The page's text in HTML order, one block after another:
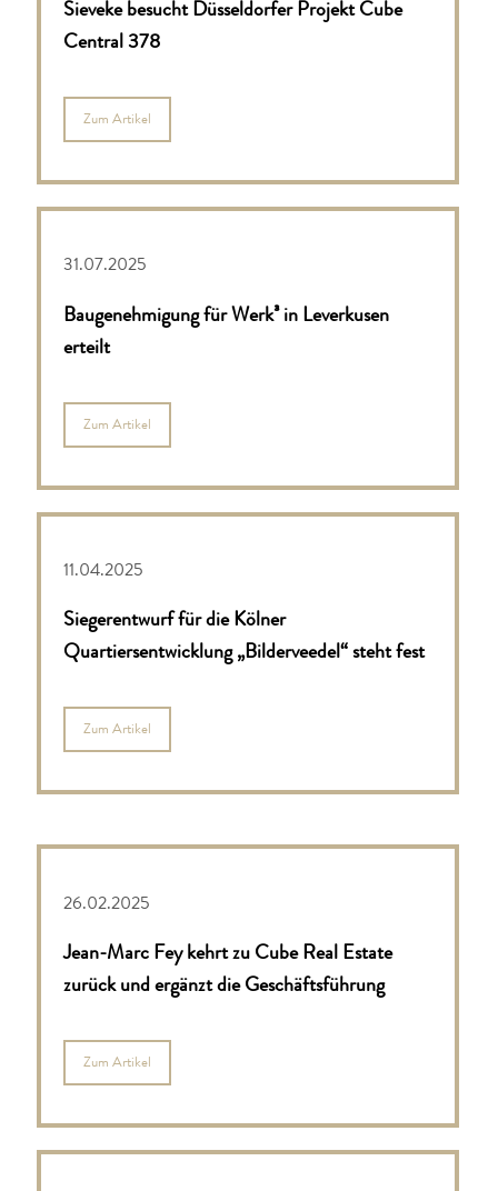
Sieveke besucht Düsseldorfer Projekt Cube
Central 378
Zum Artikel
31.07.2025
Baugenehmigung für Werk³ in Leverkusen
erteilt
Zum Artikel
11.04.2025
Siegerentwurf für die Kölner
Quartiersentwicklung „Bilderveedel“ steht fest
Zum Artikel
26.02.2025
Jean-Marc Fey kehrt zu Cube Real Estate
zurück und ergänzt die Geschäftsführung
Zum Artikel